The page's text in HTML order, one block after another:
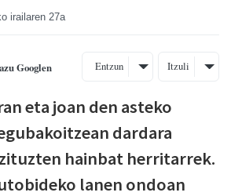
irailaren 27a
Googlen Entzun Itzuli
eta joan den asteko
dardara
hainbat herritarrek.
lanen ondoan